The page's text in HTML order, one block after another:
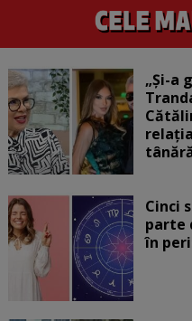
„Și-a
Cinci
parte
în